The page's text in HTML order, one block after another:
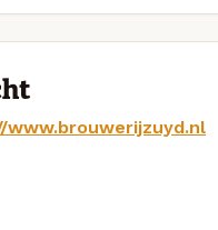
www.brouwerijzuyd.nl